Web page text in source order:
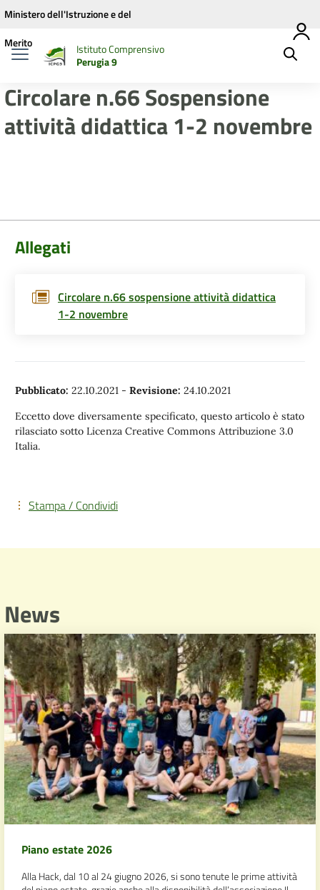
Vai ai contenuti
Vai al menu di navigazione
Vai al footer
Ministero dell'Istruzione e del
Merito
Istituto Comprensivo
Perugia 9
Circolare n.66 Sospensione
attività didattica 1-2 novembre
Allegati
Circolare n.66 sospensione attività didattica
1-2 novembre
Pubblicato: 22.10.2021 - Revisione: 24.10.2021
Eccetto dove diversamente specificato, questo articolo è stato
rilasciato sotto Licenza Creative Commons Attribuzione 3.0
Italia.
Stampa / Condividi
News
Piano estate 2026
Alla Hack, dal 10 al 24 giugno 2026, si sono tenute le prime attività